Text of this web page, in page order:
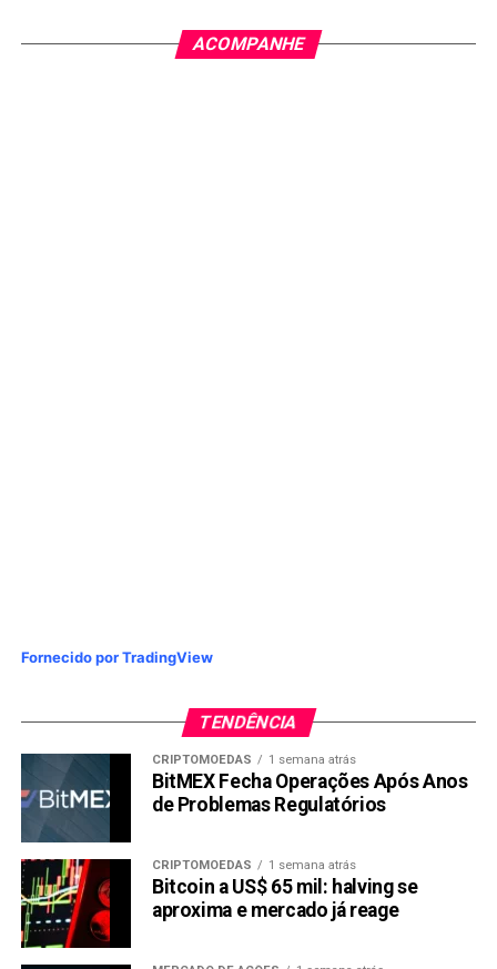
ACOMPANHE
Fornecido por TradingView
TENDÊNCIA
CRIPTOMOEDAS 1 semana atrás
BitMEX Fecha Operações Após Anos
de Problemas Regulatórios
CRIPTOMOEDAS 1 semana atrás
Bitcoin a US$ 65 mil: halving se
aproxima e mercado já reage